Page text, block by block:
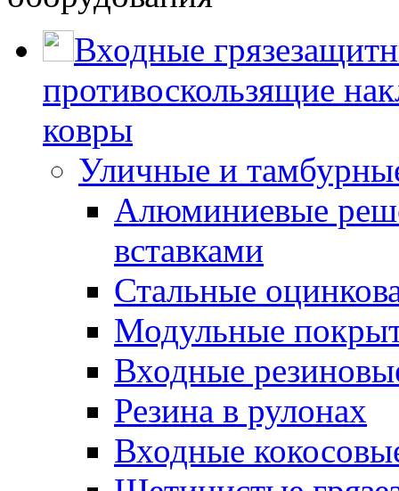
Входные
противоскользящие
ковры
Уличные и
Алюминиевые
вставками
Стальные
Модульные
Входные
Резина в рулонах
Входные